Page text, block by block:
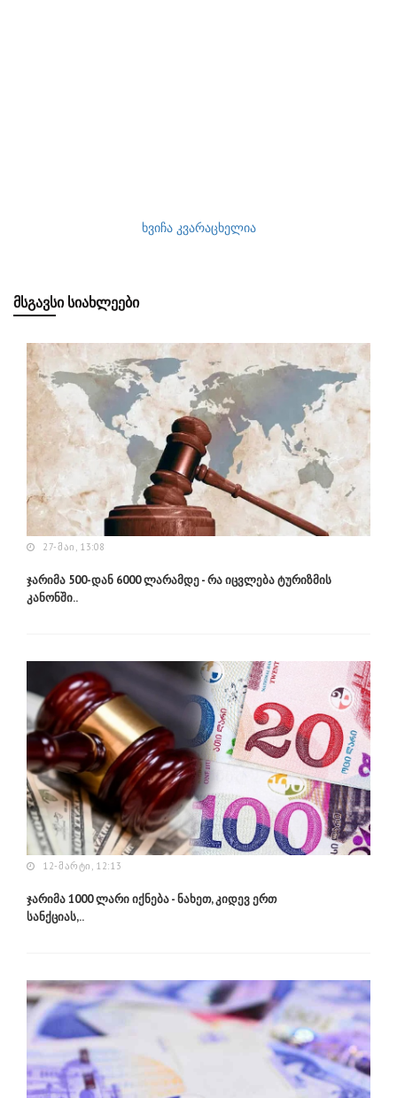
ხვიჩა კვარაცხელია
ᲛᲡᲒᲐᲕᲡᲘ ᲡᲘᲐᲮᲚᲔᲔᲑᲘ
27-ᲛᲐᲘ, 13:08
ჯარიმა 500-დან 6000 ლარამდე - რა იცვლება ტურიზმის
კანონში..
12-ᲛᲐᲠᲢᲘ, 12:13
ჯარიმა 1000 ლარი იქნება - ნახეთ, კიდევ ერთ
სანქციას,..